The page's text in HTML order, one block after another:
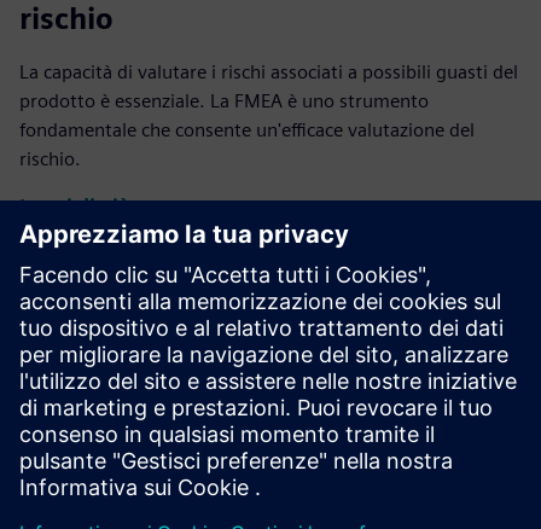
rischio
La capacità di valutare i rischi associati a possibili guasti del
prodotto è essenziale. La FMEA è uno strumento
fondamentale che consente un'efficace valutazione del
rischio.
Leggi di più
Caso di studio - Pepperl+Fuchs
Il produttore di sensori industriali utilizza il software
Opcenter Quality per un miglioramento continuo e
completo.
Legga il case study